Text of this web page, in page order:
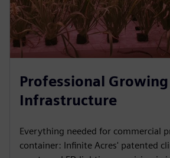
Professional Growing
Infrastructure
Everything needed for commercial
container: Infinite Acres' patented